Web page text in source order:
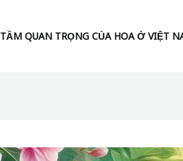
TẦM QUAN TRỌNG CỦA HOA Ở VIỆT